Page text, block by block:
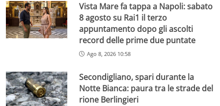
Vista Mare fa tappa a Napoli: sabato
8 agosto su Rai1 il terzo
appuntamento dopo gli ascolti
record delle prime due puntate
Ago 8, 2026 10:58
Secondigliano, spari durante la
Notte Bianca: paura tra le strade del
rione Berlingieri